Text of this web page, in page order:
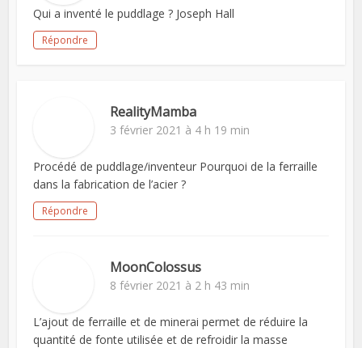
Qui a inventé le puddlage ? Joseph Hall
Répondre
RealityMamba
3 février 2021 à 4 h 19 min
Procédé de puddlage/inventeur Pourquoi de la ferraille
dans la fabrication de l’acier ?
Répondre
MoonColossus
8 février 2021 à 2 h 43 min
L’ajout de ferraille et de minerai permet de réduire la
quantité de fonte utilisée et de refroidir la masse